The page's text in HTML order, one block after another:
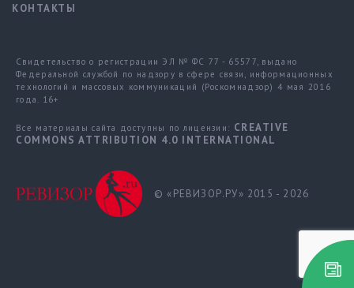
КОНТАКТЫ
Свидетельство о регистрации ЭЛ № ФС 77 - 65577, выдано
Федеральной службой по надзору в сфере связи, информационных
технологий и массовых коммуникаций (Роскомнадзор) 4 мая 2016
года. 16+
Все материалы сайта доступны по лицензии: CREATIVE
COMMONS ATTRIBUTION 4.0 INTERNATIONAL
© «РЕВИЗОР.РУ» 2015 - 2026